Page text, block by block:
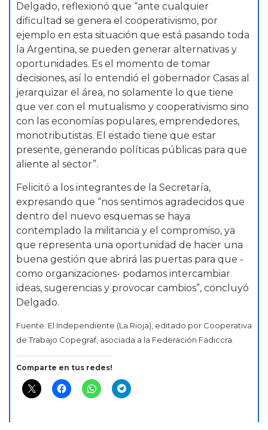
Delgado, reflexionó que “ante cualquier
dificultad se genera el cooperativismo, por
ejemplo en esta situación que está pasando toda
la Argentina, se pueden generar alternativas y
oportunidades. Es el momento de tomar
decisiones, así lo entendió el gobernador Casas al
jerarquizar el área, no solamente lo que tiene
que ver con el mutualismo y cooperativismo sino
con las economías populares, emprendedores,
monotributistas. El estado tiene que estar
presente, generando políticas públicas para que
aliente al sector”.
Felicitó a los integrantes de la Secretaría,
expresando que “nos sentimos agradecidos que
dentro del nuevo esquemas se haya
contemplado la militancia y el compromiso, ya
que representa una oportunidad de hacer una
buena gestión que abrirá las puertas para que -
como organizaciones- podamos intercambiar
ideas, sugerencias y provocar cambios”, concluyó
Delgado.
Fuente: El Independiente (La Rioja), editado por Cooperativa
de Trabajo Copegraf, asociada a la Federación Fadiccra.
Comparte en tus redes!